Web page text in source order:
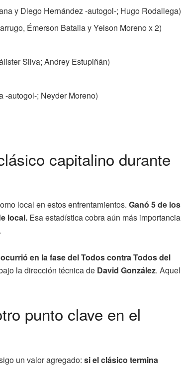
y Diego Hernández -autogol-; Hugo Rodallega)
Émerson Batalla y Yeison Moreno x 2)
Silva; Andrey Estupiñán)
-autogol-; Neyder Moreno)
capitalino durante
local en estos enfrentamientos. Ganó 5 de los
local. Esa estadística cobra aún más importancia
en la fase del Todos contra Todos del
la dirección técnica de David González. Aquel
punto clave en el
un valor agregado: si el clásico termina